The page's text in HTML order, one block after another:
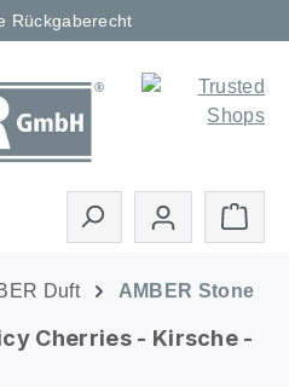
Rückgaberecht
Duft AMBER Stone
Cherries - Kirsche -